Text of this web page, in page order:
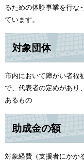
るための体験事業を行な
ています。
対象団体
市内において障がい者福
で、代表者の定めがあり
あるもの
助成金の額
対象経費（支援者にかか